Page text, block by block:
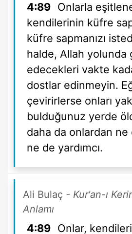
4:89 Onlarla
kendilerinin küfre
küfre sapmanızı
halde, Allah yolunda
edecekleri vakte
dostlar edinmeyin.
çevirirlerse onları
bulduğunuz yerde
daha da onlardan
ne de yardımcı.
Ali Bulaç - Kur'an-ı
Anlamı
4:89 Onlar,